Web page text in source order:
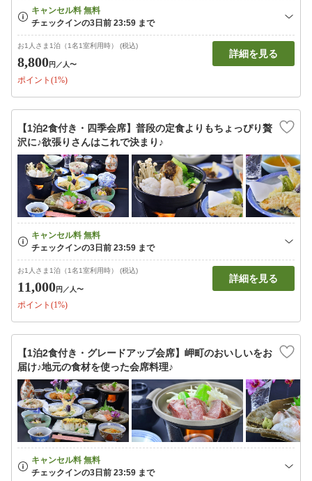
お1人さま1泊（1名1室利用時） (税込)
8,800円 ／人〜
ポイント(1%)
詳細を見る
【1泊2食付き・四季会席】普段の定食よりもちょっぴり贅
沢に♪欲張りさんはこれで決まり♪
お1人さま1泊（1名1室利用時） (税込)
11,000円 ／人〜
ポイント(1%)
詳細を見る
【1泊2食付き・グレードアップ会席】岬町のおいしいをお
届け♪地元の食材を使った会席料理♪